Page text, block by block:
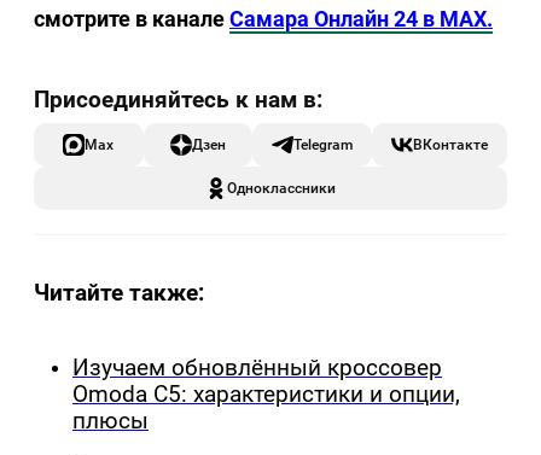
смотрите в каналеСамара Онлайн 24 в MAX.
Max Дзен Telegram ВКонтакте
Одноклассники
Читайте также:
Изучаем обновлённый кроссовер
Omoda C5: характеристики и опции,
плюсы